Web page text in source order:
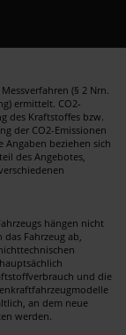
(§ 2 Nrn.
ermittelt. CO2-
des Kraftstoffes bzw.
der CO2-Emissionen
Angaben beziehen sich
des Angebotes,
hängen nicht
Fahrzeug ab,
und die
an dem neue
werden.